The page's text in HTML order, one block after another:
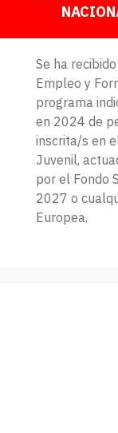
Se ha
Empleo y
programa
en 2024 de
inscrita/s en
Juvenil,
por el Fondo
2027 o
Europea.